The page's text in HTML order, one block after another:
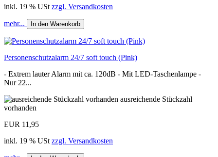
inkl. 19 % USt zzgl. Versandkosten
mehr... In den Warenkorb
Personenschutzalarm 24/7 soft touch (Pink)
- Extrem lauter Alarm mit ca. 120dB - Mit LED-Taschenlampe -
Nur 22...
ausreichende Stückzahl
vorhanden
EUR 11,95
inkl. 19 % USt zzgl. Versandkosten